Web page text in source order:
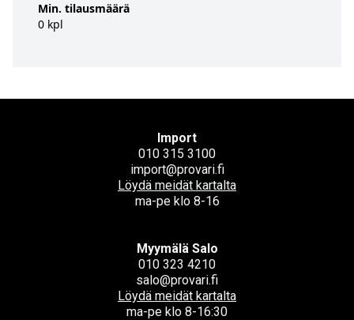
Min. tilausmäärä
0 kpl
Import
010 315 3100
import@provari.fi
Löydä meidät kartalta
ma-pe klo 8-16
Myymälä Salo
010 323 4210
salo@provari.fi
Löydä meidät kartalta
ma-pe klo 8-16:30